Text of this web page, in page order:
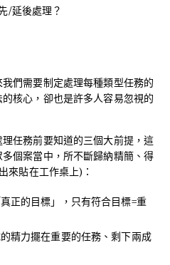
/延後處理？
們需要制定處理每種類型任務的
核心，卻也是許多人容易忽視的
任務前要知道的三個大前提，這
個案當中，所不斷歸納精簡、得
來貼在工作桌上)：
真正的目標」，只有符合目標=重
的精力擺在重要的任務、剩下兩成